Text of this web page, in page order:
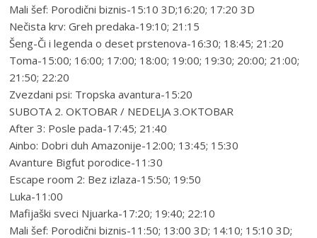
Mali šef: Porodični biznis-15:10 3D;16:20; 17:20 3D
Nečista krv: Greh predaka-19:10; 21:15
Šeng-Či i legenda o deset prstenova-16:30; 18:45; 21:20
Toma-15:00; 16:00; 17:00; 18:00; 19:00; 19:30; 20:00; 21:00;
21:50; 22:20
Zvezdani psi: Tropska avantura-15:20
SUBOTA 2. OKTOBAR / NEDELJA 3.OKTOBAR
After 3: Posle pada-17:45; 21:40
Ainbo: Dobri duh Amazonije-12:00; 13:45; 15:30
Avanture Bigfut porodice-11:30
Escape room 2: Bez izlaza-15:50; 19:50
Luka-11:00
Mafijaški sveci Njuarka-17:20; 19:40; 22:10
Mali šef: Porodični biznis-11:50; 13:00 3D; 14:10; 15:10 3D;